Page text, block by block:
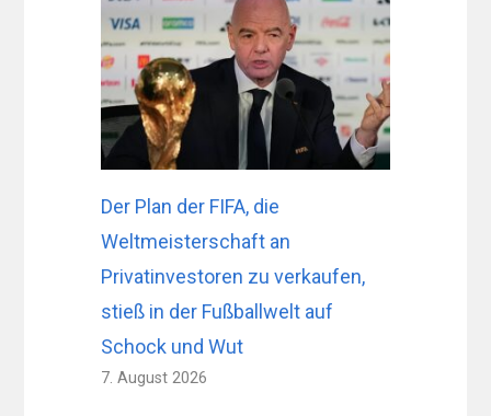
Der Plan der FIFA, die
Weltmeisterschaft an
Privatinvestoren zu verkaufen,
stieß in der Fußballwelt auf
Schock und Wut
7. August 2026